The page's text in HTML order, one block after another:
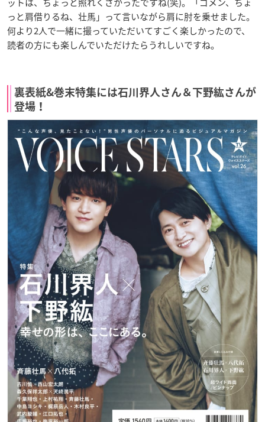
っと肩借りるね、壮馬」って言いながら肩に肘を乗せました。
何より2人で一緒に撮っていただいてすごく楽しかったので、
読者の方にも楽しんでいただけたらうれしいですね。
裏表紙&巻末特集には石川界人さん＆下野紘さんが
登場！